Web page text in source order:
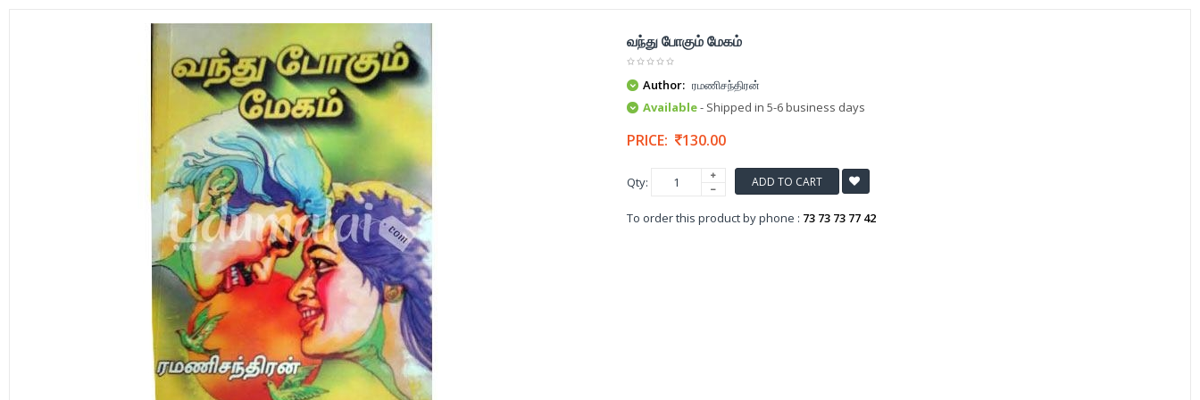
வந்து போகும் மேகம்
Author: ரமணிசந்திரன்
Available- Shipped in 5-6 business days
PRICE: 130.00
Qty: ADD TO CART
To order this product by phone : 73 73 73 77 42